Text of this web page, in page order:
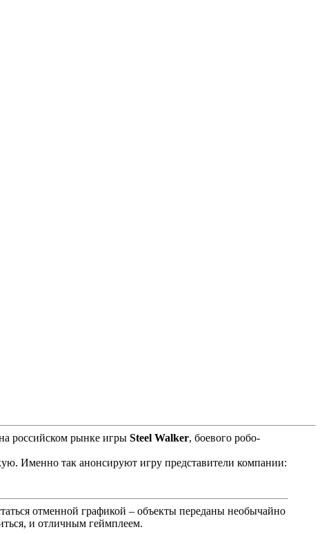
российском рынке игры Steel Walker, боевого робо-
Именно так анонсируют игру представители компании:
отменной графикой – объекты переданы необычайно
и отличным геймплеем.